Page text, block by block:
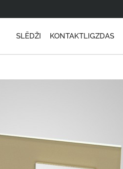
SLĒDŽI KONTAKTLIGZDAS